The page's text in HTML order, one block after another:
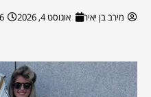
מירב בן יאיר אוגוסט 4, 2026